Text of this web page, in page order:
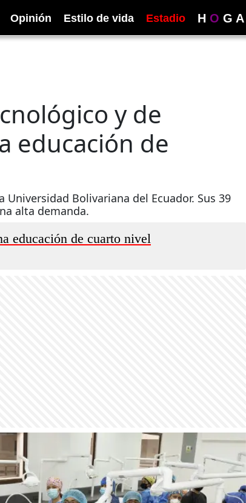
Opinión Estilo de vida Estadio H O G A
y de
educación de
Bolivariana del Ecuador. Sus 39
alta demanda.
educación de cuarto nivel